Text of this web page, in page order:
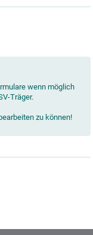
wenn möglich
Träger.
zu können!